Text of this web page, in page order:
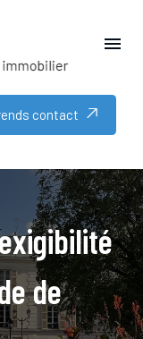
menu
contact
exigibilité
de